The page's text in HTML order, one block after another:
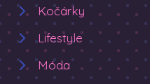
Kočárky
Lifestyle
Móda